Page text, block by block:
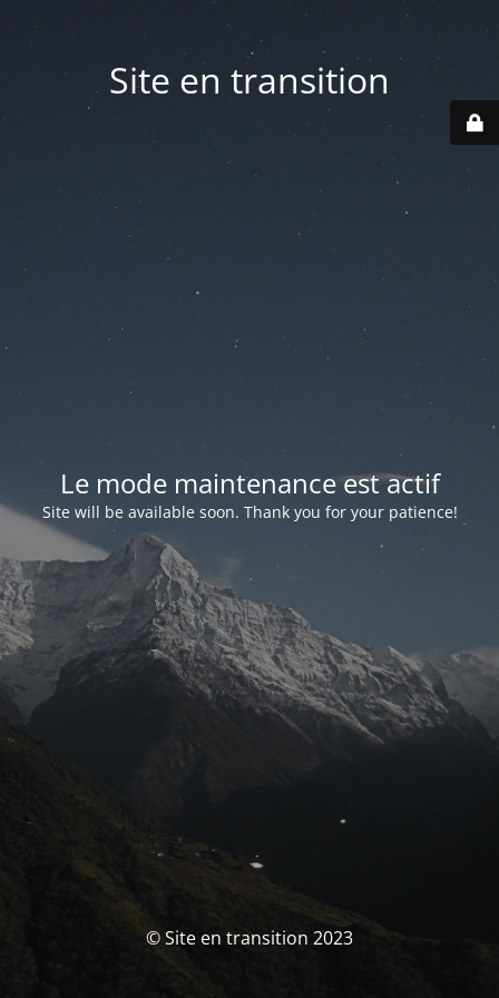
Site en transition
Le mode maintenance est actif
Site will be available soon. Thank you for your patience!
© Site en transition 2023